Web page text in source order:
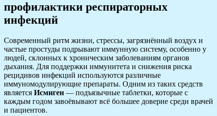
профилактики респираторных
инфекций
Современный ритм жизни, стрессы, загрязнённый воздух и
частые простуды подрывают иммунную систему, особенно у
людей, склонных к хроническим заболеваниям органов
дыхания. Для поддержки иммунитета и снижения риска
рецидивов инфекций используются различные
иммуномодулирующие препараты. Одним из таких средств
является Исмиген — подъязычные таблетки, которые с
каждым годом завоёвывают всё большее доверие среди врачей
и пациентов.